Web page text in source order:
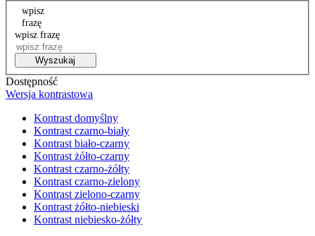
wpisz
frazę
wpisz frazę
Wyszukaj
Dostępność
Wersja kontrastowa
Kontrast domyślny
Kontrast czarno-biały
Kontrast biało-czarny
Kontrast żółto-czarny
Kontrast czarno-żółty
Kontrast czarno-zielony
Kontrast zielono-czarny
Kontrast żółto-niebieski
Kontrast niebiesko-żółty